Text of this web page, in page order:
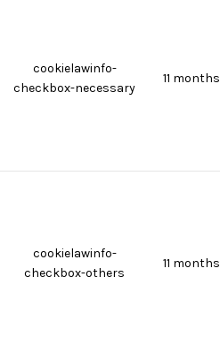
cookielawinfo-
checkbox-necessary
11 months
cookielawinfo-
checkbox-others
11 months